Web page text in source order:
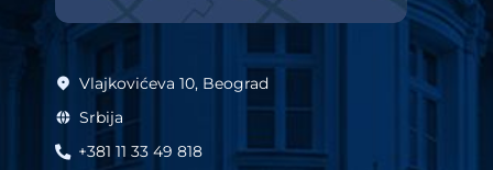
Vlajkovićeva 10, Beograd
Srbija
+381 11 33 49 818